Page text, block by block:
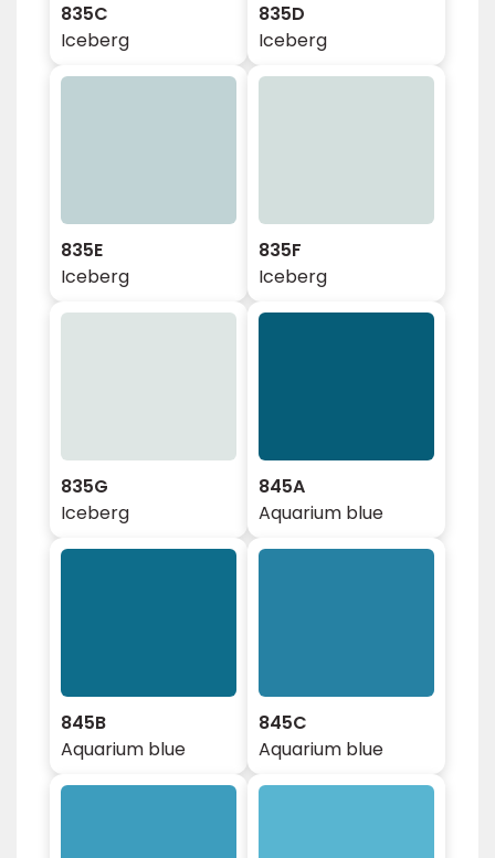
835C
Iceberg
835D
Iceberg
835E
Iceberg
835F
Iceberg
835G
Iceberg
845A
Aquarium blue
845B
Aquarium blue
845C
Aquarium blue